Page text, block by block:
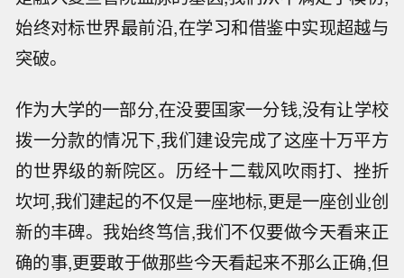
始终对标世界最前沿,在学习和借鉴中实现超越与
突破。
作为大学的一部分,在没要国家一分钱,没有让学校
拨一分款的情况下,我们建设完成了这座十万平方
的世界级的新院区。历经十二载风吹雨打、挫折
坎坷,我们建起的不仅是一座地标,更是一座创业创
新的丰碑。我始终笃信,我们不仅要做今天看来正
确的事,更要敢于做那些今天看起来不那么正确,但